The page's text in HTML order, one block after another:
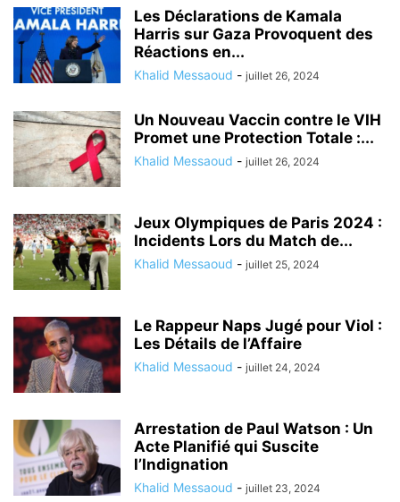
Les Déclarations de Kamala
Harris sur Gaza Provoquent des
Réactions en...
Khalid Messaoud - juillet 26, 2024
Un Nouveau Vaccin contre le VIH
Promet une Protection Totale :...
Khalid Messaoud - juillet 26, 2024
Jeux Olympiques de Paris 2024 :
Incidents Lors du Match de...
Khalid Messaoud - juillet 25, 2024
Le Rappeur Naps Jugé pour Viol :
Les Détails de l’Affaire
Khalid Messaoud - juillet 24, 2024
Arrestation de Paul Watson : Un
Acte Planifié qui Suscite
l’Indignation
Khalid Messaoud - juillet 23, 2024